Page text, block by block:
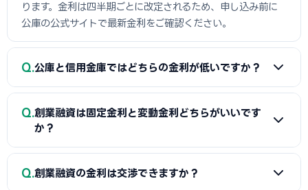
ります。金利は四半期ごとに改定されるため、申し込み前に
公庫の公式サイトで最新金利をご確認ください。
Q 公庫と信用金庫ではどちらの金利が低いですか？
A
表面金利は信用金庫（保証付き）の方が低い場合があり
ますが、信用保証協会の保証料（年0.45〜2.00%）を加え
いです。1,000万円・5年間の借入では、公庫2.5%固定の実
質コストが信金1.8%+保証料1.0%の実質コストより低くなる
Q 創業融資は固定金利と変動金利どちらがいいです
か？
A
2026年の金利上昇環境下では、固定金利を選ぶことを
Q 創業融資の金利は交渉できますか？